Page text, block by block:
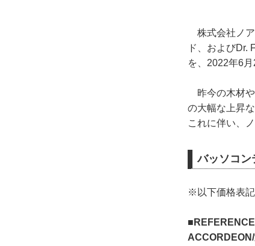
株式会社ノア
ド、およびDr.
を、2022年6
昨今の木材や
の大幅な上昇
これに伴い、
バッソコン
※以下価格表